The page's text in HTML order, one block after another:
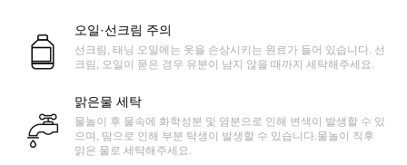
오일·선크림 주의
선크림, 태닝 오일에는 옷을 손상시키는 원료가 들어 있습니다. 선
크림, 오일이 묻은 경우 유분이 남지 않을 때까지 세탁해주세요.
맑은물 세탁
물놀이 후 물속에 화학성분 및 염분으로 인해 변색이 발생할 수 있
으며, 땀으로 인해 부분 탁생이 발생할 수 있습니다.물놀이 직후
맑은 물로 세탁해주세요.